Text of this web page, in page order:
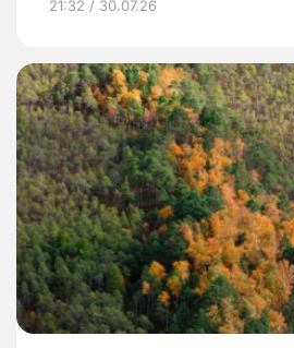
21:32 / 30.07.26